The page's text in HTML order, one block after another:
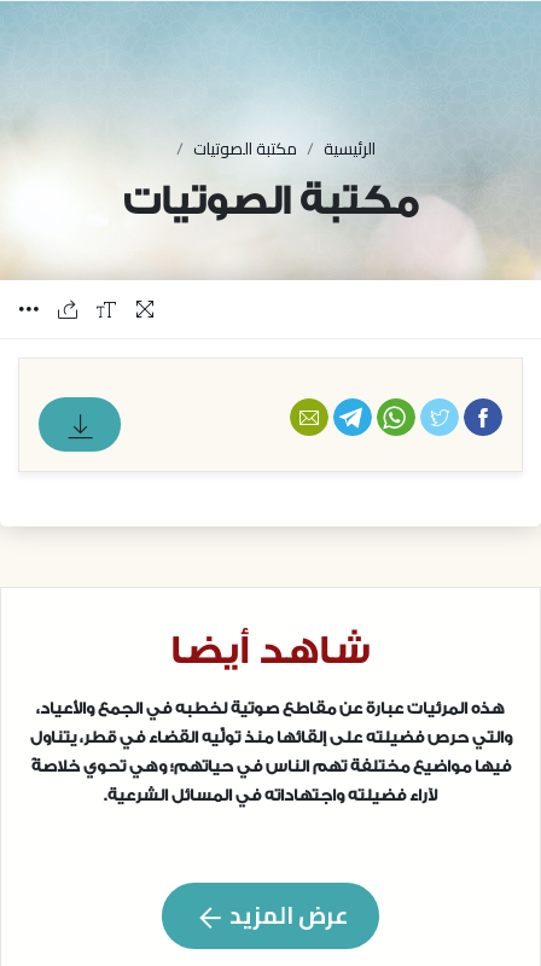
الرئيسية مكتبة الصوتيات
مكتبة الصوتيات
فيسبوكتويتر واتس أبتليجرام
شاهد أيضا
هذه المرئيات عبارة عن مقاطع صوتية لخطبه في الجمع والأعياد،
والتي حرص فضيلته على إلقائها منذ تولِّيه القضاء في قطر، يتناول
فيها مواضيع مختلفة تهم الناس في حياتهم؛ وهي تحوي خلاصةً
لآراء فضيلته واجتهاداته في المسائل الشرعية.
عرض المزيد